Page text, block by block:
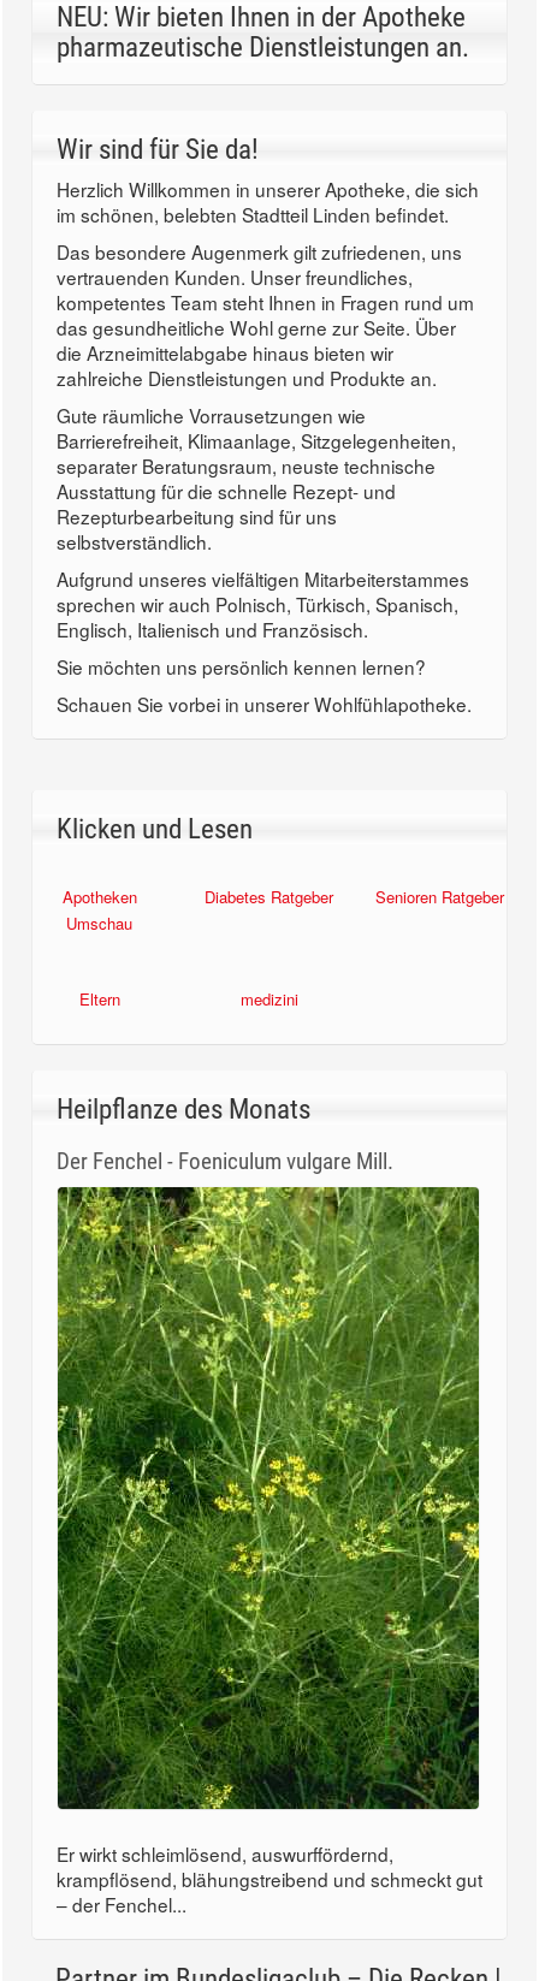
NEU: Wir bieten Ihnen in der Apotheke
pharmazeutische Dienstleistungen an.
Wir sind für Sie da!
Herzlich Willkommen in unserer Apotheke, die sich
im schönen, belebten Stadtteil Linden befindet.
Das besondere Augenmerk gilt zufriedenen, uns
vertrauenden Kunden. Unser freundliches,
kompetentes Team steht Ihnen in Fragen rund um
das gesundheitliche Wohl gerne zur Seite. Über
die Arzneimittelabgabe hinaus bieten wir
zahlreiche Dienstleistungen und Produkte an.
Gute räumliche Vorrausetzungen wie
Barrierefreiheit, Klimaanlage, Sitzgelegenheiten,
separater Beratungsraum, neuste technische
Ausstattung für die schnelle Rezept- und
Rezepturbearbeitung sind für uns
selbstverständlich.
Aufgrund unseres vielfältigen Mitarbeiterstammes
sprechen wir auch Polnisch, Türkisch, Spanisch,
Englisch, Italienisch und Französisch.
Sie möchten uns persönlich kennen lernen?
Schauen Sie vorbei in unserer Wohlfühlapotheke.
Klicken und Lesen
Apotheken
Umschau
Diabetes Ratgeber Senioren Ratgeber
Eltern medizini
Heilpflanze des Monats
Der Fenchel - Foeniculum vulgare Mill.
Er wirkt schleimlösend, auswurffördernd,
krampflösend, blähungstreibend und schmeckt gut
– der Fenchel...